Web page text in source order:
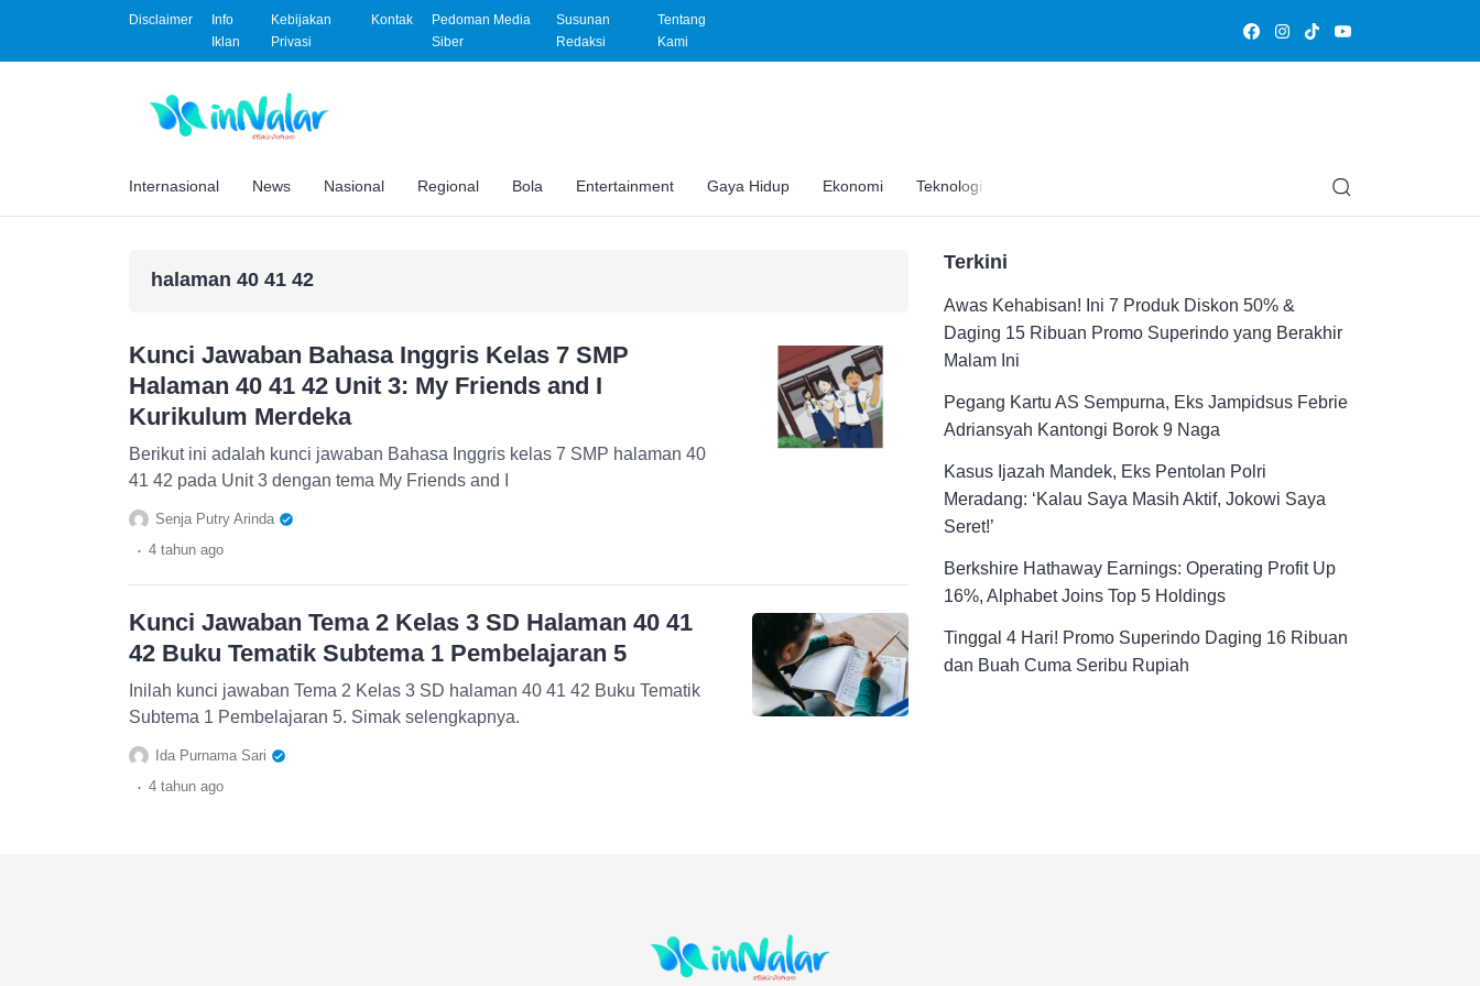
Disclaimer
Info
Iklan
Kebijakan
Privasi
Kontak
Pedoman Media
Siber
Susunan
Redaksi
Tentang
Kami
Internasional News Nasional Regional Bola Entertainment Gaya Hidup Ekonomi Teknologi Edukasi
halaman 40 41 42
Kunci Jawaban Bahasa Inggris Kelas 7 SMP
Halaman 40 41 42 Unit 3: My Friends and I
Kurikulum Merdeka
Berikut ini adalah kunci jawaban Bahasa Inggris kelas 7 SMP halaman 40
41 42 pada Unit 3 dengan tema My Friends and I
Senja Putry Arinda
. 4 tahun ago
Kunci Jawaban Tema 2 Kelas 3 SD Halaman 40 41
42 Buku Tematik Subtema 1 Pembelajaran 5
Inilah kunci jawaban Tema 2 Kelas 3 SD halaman 40 41 42 Buku Tematik
Subtema 1 Pembelajaran 5. Simak selengkapnya.
Ida Purnama Sari
. 4 tahun ago
Terkini
Awas Kehabisan! Ini 7 Produk Diskon 50% &
Daging 15 Ribuan Promo Superindo yang Berakhir
Malam Ini
Pegang Kartu AS Sempurna, Eks Jampidsus Febrie
Adriansyah Kantongi Borok 9 Naga
Kasus Ijazah Mandek, Eks Pentolan Polri
Meradang: ‘Kalau Saya Masih Aktif, Jokowi Saya
Seret!’
Berkshire Hathaway Earnings: Operating Profit Up
16%, Alphabet Joins Top 5 Holdings
Tinggal 4 Hari! Promo Superindo Daging 16 Ribuan
dan Buah Cuma Seribu Rupiah